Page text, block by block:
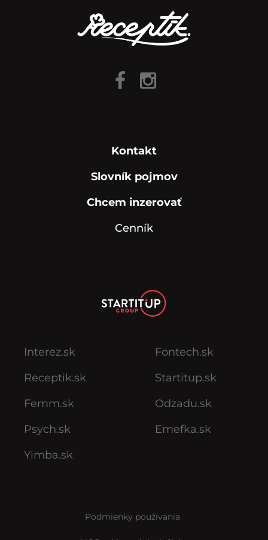
Kontakt
Slovník pojmov
Chcem inzerovať
Cenník
Interez.sk
Receptik.sk
Femm.sk
Psych.sk
Yimba.sk
Fontech.sk
Startitup.sk
Odzadu.sk
Emefka.sk
Podmienky používania